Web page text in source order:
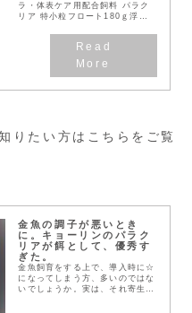
ラ・体表ケア用配合飼料 パラク
リア 特小粒フロート180ｇ浮上
りたい方はこちらをご覧
金魚の調子が悪いとき
に。キョーリンのパラク
リアが餌として、優秀す
ぎた。
金魚飼育をする上で、導入時に☆
になってしまう方、多いのではな
いでしょうか。実は、それ寄生虫